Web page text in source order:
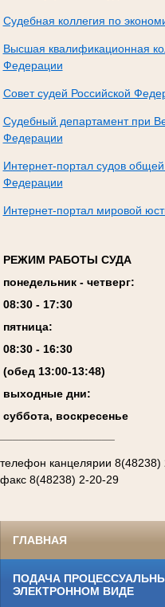
Судебная коллегия по
Высшая квалификационная
Федерации
Совет судей Российской
Судебный департамент при
Федерации
Интернет-портал судов
Федерации
Интернет-портал мировой
РЕЖИМ РАБОТЫ СУДА
понедельник - четверг:
08:30 - 17:30
пятница:
08:30 - 16:30
(обед 13:00-13:48)
выходные дни:
суббота, воскресенье
телефон канцелярии 8(48238)
факс 8(48238) 2-20-29
ГЛАВНАЯ
ПОДАЧА
ЭЛЕКТРОННОМ ВИДЕ